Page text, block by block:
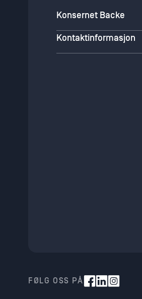
Konsernet Backe
Kontaktinformasjon
FØLG OSS PÅ